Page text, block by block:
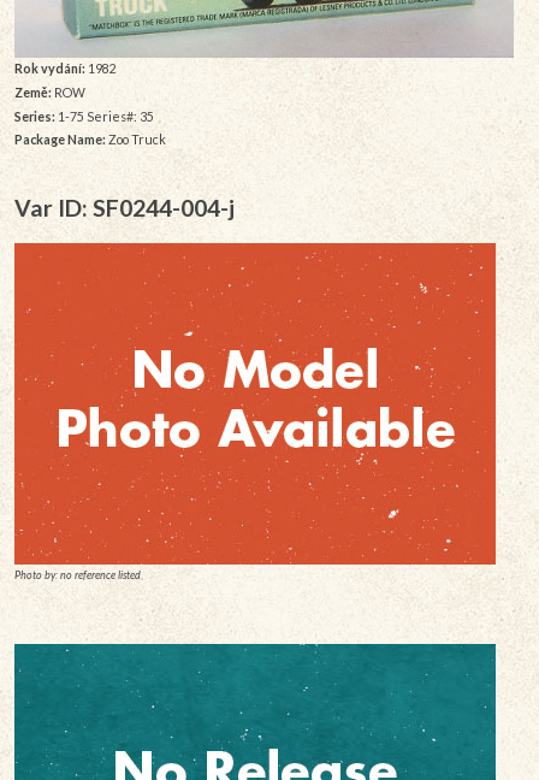
Rok vydání: 1982
Země:ROW
Series: 1-75 Series#: 35
Package Name:Zoo Truck
Var ID: SF0244-004-j
Photo by: no reference listed